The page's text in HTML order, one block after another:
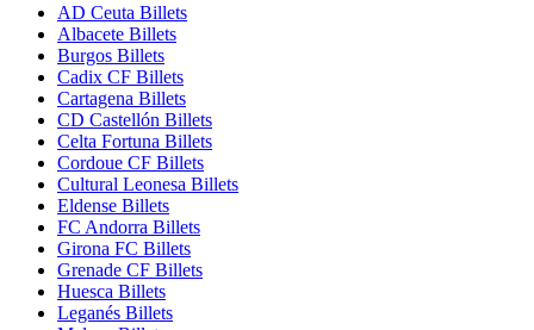
AD Ceuta Billets
Albacete Billets
Burgos Billets
Cadix CF Billets
Cartagena Billets
CD Castellón Billets
Celta Fortuna Billets
Cordoue CF Billets
Cultural Leonesa Billets
Eldense Billets
FC Andorra Billets
Girona FC Billets
Grenade CF Billets
Huesca Billets
Leganés Billets